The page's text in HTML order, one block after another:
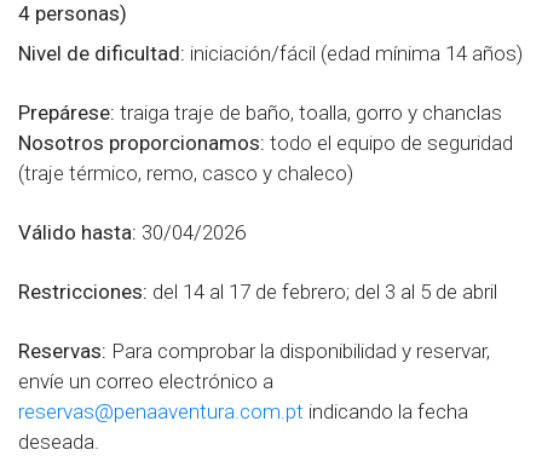
4 personas)
Nivel de dificultad: iniciación/fácil (edad mínima 14 años)
Prepárese: traiga traje de baño, toalla, gorro y chanclas
Nosotros proporcionamos: todo el equipo de seguridad
(traje térmico, remo, casco y chaleco)
Válido hasta: 30/04/2026
Restricciones: del 14 al 17 de febrero; del 3 al 5 de abril
Reservas: Para comprobar la disponibilidad y reservar,
envíe un correo electrónico a
reservas@penaaventura.com.pt indicando la fecha
deseada.